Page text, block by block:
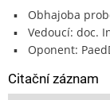
Obhajoba
Vedoucí: doc.
Oponent:
Citační záznam